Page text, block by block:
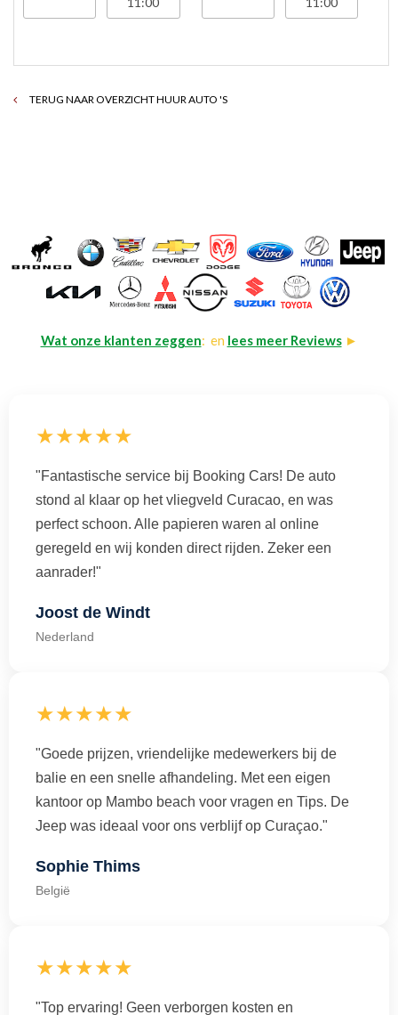
TERUG NAAR OVERZICHT HUUR AUTO 'S
Wat onze klanten zeggen: en lees meer Reviews►
★★★★★
"Fantastische service bij Booking Cars! De auto
stond al klaar op het vliegveld Curacao, en was
perfect schoon. Alle papieren waren al online
geregeld en wij konden direct rijden. Zeker een
aanrader!"
Joost de Windt
Nederland
★★★★★
"Goede prijzen, vriendelijke medewerkers bij de
balie en een snelle afhandeling. Met een eigen
kantoor op Mambo beach voor vragen en Tips. De
Jeep was ideaal voor ons verblijf op Curaçao."
Sophie Thims
België
★★★★★
"Top ervaring! Geen verborgen kosten en